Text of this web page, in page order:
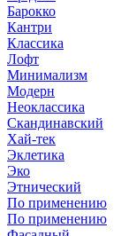
Барокко
Кантри
Классика
Лофт
Минимализм
Модерн
Неоклассика
Скандинавский
Хай-тек
Эклетика
Эко
Этнический
По применению
По применению